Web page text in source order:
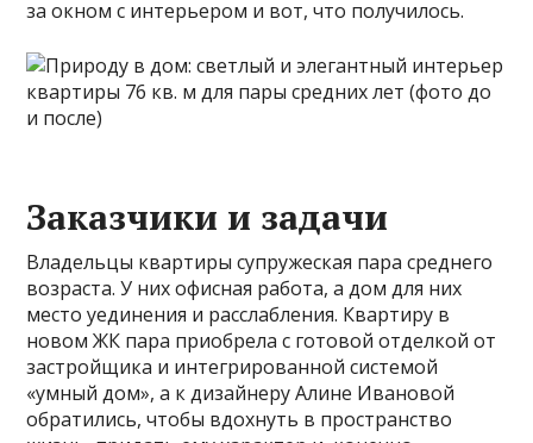
за окном с интерьером и вот, что получилось.
Заказчики и задачи
Владельцы квартиры супружеская пара среднего
возраста. У них офисная работа, а дом для них
место уединения и расслабления. Квартиру в
новом ЖК пара приобрела с готовой отделкой от
застройщика и интегрированной системой
«умный дом», а к дизайнеру Алине Ивановой
обратились, чтобы вдохнуть в пространство